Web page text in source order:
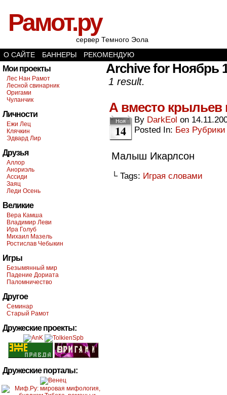
Рамот.ру
сервер Темного Эола
О САЙТЕ
БАННЕРЫ РЕКОМЕНДУЮ
Мои проекты
Лес Нан Рамот
Лесной свинарник
Оригами
Чуланчик
Личности
Ежи Лец
Клячкин
Эдвард Лир
Друзья
Аллор
Анориэль
Ассиди
Заяц
Леди Осень
Великие
Вера Камша
Владимир Леви
Ира Голуб
Михаил Мазель
Ростислав Чебыкин
Игры
Безымянный мир
Падение Дориата
Паломничество
Другое
Семинар
Старый Рамот
Дружеские проекты:
Дружеские порталы:
Archive for Ноябрь
1 result.
А вместо
Ноя
14
By DarkEol on
Posted In: Без Рубрики
Малыш Икарлсон
└ Tags: Играя словами